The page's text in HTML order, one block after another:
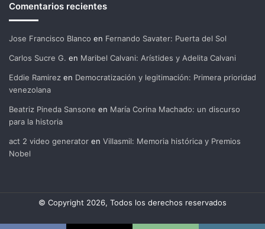
Comentarios recientes
Jose Francisco Blanco en Fernando Savater: Puerta del Sol
Carlos Sucre G. en Maribel Calvani: Arístides y Adelita Calvani
Eddie Ramirez en Democratización y legitimación: Primera prioridad
venezolana
Beatriz Pineda Sansone en María Corina Machado: un discurso
para la historia
act 2 video generator en Villasmil: Memoria histórica y Premios
Nobel
© Copyright 2026, Todos los derechos reservados